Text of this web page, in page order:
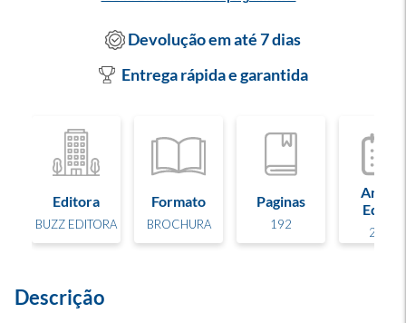
Devolução em até 7 dias
Entrega rápida e garantida
Editora
BUZZ EDITORA
Formato
BROCHURA
Paginas
192
Ano de
Edição
2025
Descrição